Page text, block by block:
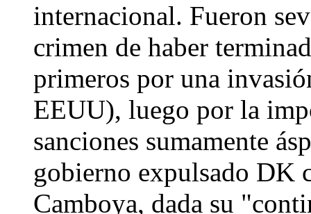
internacional. Fueron
crimen de haber
primeros por una
EEUU), luego por la
sanciones sumamente
gobierno expulsado DK
Camboya, dada su